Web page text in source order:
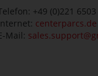
+49 (0)221
centerparcs.de
Mail: